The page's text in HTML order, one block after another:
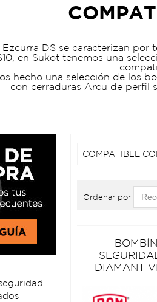
DS se caracterizan por
en Sukot tenemos una
hecho una selección de los
con cerraduras Arcu de perfil
COMPATIBLE
Ordenar por
DIAMANT